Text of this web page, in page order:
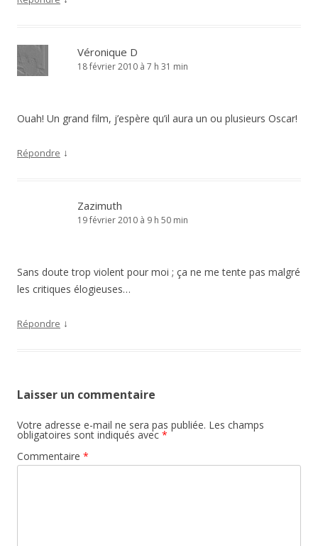
Véronique D
18 février 2010 à 7 h 31 min
Ouah! Un grand film, j’espère qu’il aura un ou plusieurs Oscar!
Répondre ↓
Zazimuth
19 février 2010 à 9 h 50 min
Sans doute trop violent pour moi ; ça ne me tente pas malgré
les critiques élogieuses…
Répondre ↓
Laisser un commentaire
Votre adresse e-mail ne sera pas publiée. Les champs
obligatoires sont indiqués avec *
Commentaire *